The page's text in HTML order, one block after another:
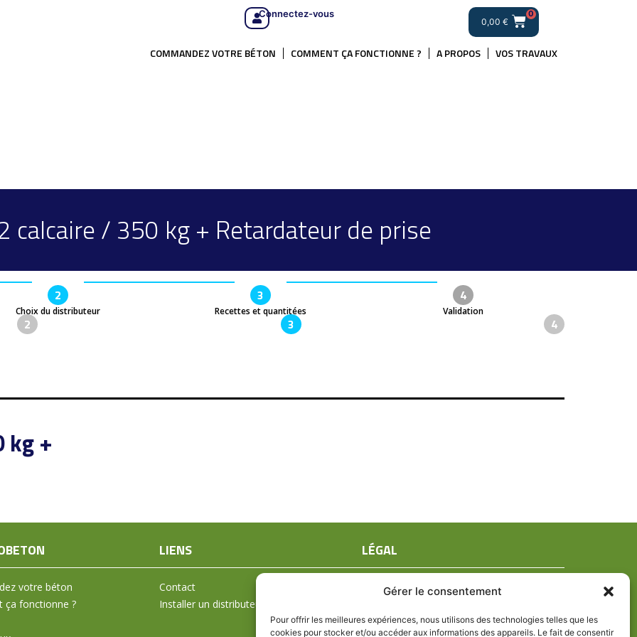
Gérer le consentement
Pour offrir les meilleures expériences, nous utilisons des technologies telles que les
cookies pour stocker et/ou accéder aux informations des appareils. Le fait de consentir
Connectez-vous
0,00 €
0
COMMANDEZ VOTRE BÉTON COMMENT ÇA FONCTIONNE ? A PROPOS VOS TRAVAUX
calcaire / 350 kg + Retardateur de prise
2
Choix du distributeur
3
Recettes et quantitées
4
Validation
2 3 4
kg +
votre béton
ça fonctionne ?
LIENS
Contact
Installer un distributeur
LÉGAL
Mentions légales
Politique de confidentialité